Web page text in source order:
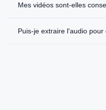
Mes vidéos sont-elles
Puis-je extraire l'audio